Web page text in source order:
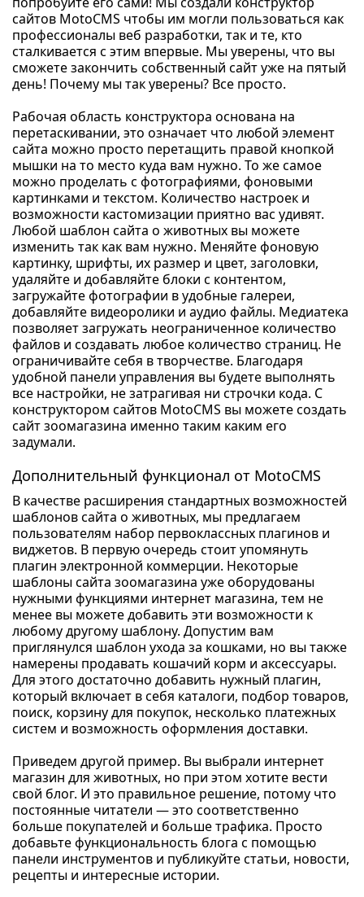
сайтов MotoCMS чтобы им могли пользоваться как
профессионалы веб разработки, так и те, кто
сталкивается с этим впервые. Мы уверены, что вы
сможете закончить собственный сайт уже на пятый
день! Почему мы так уверены? Все просто.
Рабочая область конструктора основана на
перетаскивании, это означает что любой элемент
сайта можно просто перетащить правой кнопкой
мышки на то место куда вам нужно. То же самое
можно проделать с фотографиями, фоновыми
картинками и текстом. Количество настроек и
возможности кастомизации приятно вас удивят.
Любой шаблон сайта о животных вы можете
изменить так как вам нужно. Меняйте фоновую
картинку, шрифты, их размер и цвет, заголовки,
удаляйте и добавляйте блоки с контентом,
загружайте фотографии в удобные галереи,
добавляйте видеоролики и аудио файлы. Медиатека
позволяет загружать неограниченное количество
файлов и создавать любое количество страниц. Не
ограничивайте себя в творчестве. Благодаря
удобной панели управления вы будете выполнять
все настройки, не затрагивая ни строчки кода. С
конструктором сайтов MotoCMS вы можете создать
сайт зоомагазина именно таким каким его
задумали.
Дополнительный функционал от MotoCMS
В качестве расширения стандартных возможностей
шаблонов сайта о животных, мы предлагаем
пользователям набор первоклассных плагинов и
виджетов. В первую очередь стоит упомянуть
плагин электронной коммерции. Некоторые
шаблоны сайта зоомагазина уже оборудованы
нужными функциями интернет магазина, тем не
менее вы можете добавить эти возможности к
любому другому шаблону. Допустим вам
приглянулся шаблон ухода за кошками, но вы также
намерены продавать кошачий корм и аксессуары.
Для этого достаточно добавить нужный плагин,
который включает в себя каталоги, подбор товаров,
поиск, корзину для покупок, несколько платежных
систем и возможность оформления доставки.
Приведем другой пример. Вы выбрали интернет
магазин для животных, но при этом хотите вести
свой блог. И это правильное решение, потому что
постоянные читатели — это соответственно
больше покупателей и больше трафика. Просто
добавьте функциональность блога с помощью
панели инструментов и публикуйте статьи, новости,
рецепты и интересные истории.